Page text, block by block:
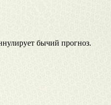
бычий прогноз.